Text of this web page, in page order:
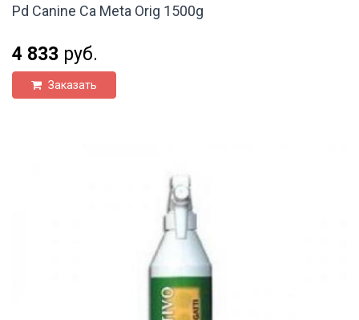
Pd Canine Ca Meta Orig 1500g
4 833 руб.
Заказать